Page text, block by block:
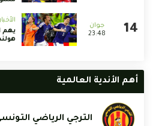
23:48
يهم
أهم الأندية العالمية
الترجي الرياضي